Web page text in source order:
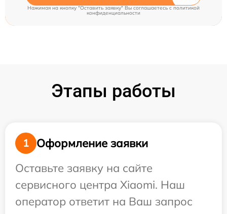
Нажимая на кнопку "Оставить заявку" Вы соглашаетесь cполитикой
конфиденциальности
Этапы работы
1
Оформление заявки
Оставьте заявку на сайте
сервисного центра Xiaomi. Наш
оператор ответит на Ваш запрос